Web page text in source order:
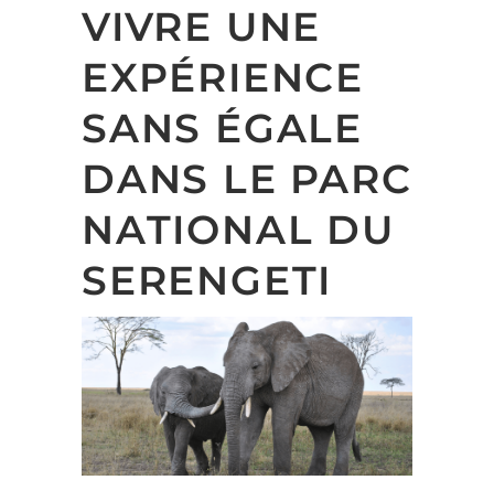
VIVRE UNE
EXPÉRIENCE
SANS ÉGALE
DANS LE PARC
NATIONAL DU
SERENGETI